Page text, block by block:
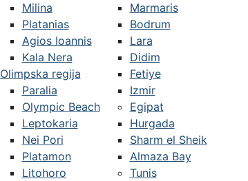
Milina
Platanias
Agios Ioannis
Kala Nera
Olimpska regija
Paralia
Olympic Beach
Leptokaria
Nei Pori
Platamon
Litohoro
Marmaris
Bodrum
Lara
Didim
Fetiye
Izmir
Egipat
Hurgada
Sharm el Sheik
Almaza Bay
Tunis